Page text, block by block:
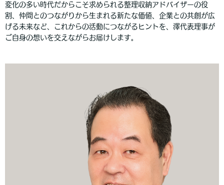
変化の多い時代だからこそ求められる整理収納アドバイザーの役
割、仲間とのつながりから生まれる新たな価値、企業との共創が広
げる未来など、これからの活動につながるヒントを、澤代表理事が
ご自身の想いを交えながらお届けします。